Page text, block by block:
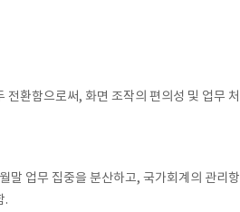
환함으로써, 화면 조작의 편의성 및 업무 처
말 업무 집중을 분산하고, 국가회계의 관리항
.